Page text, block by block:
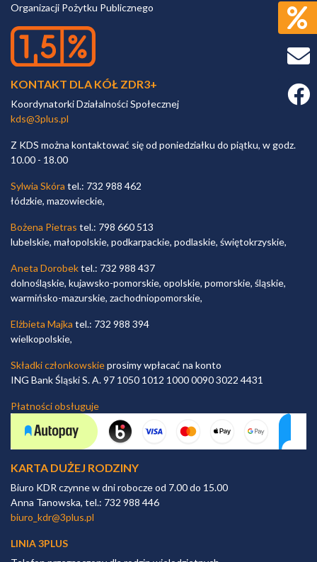
Organizacji Pożytku Publicznego
KONTAKT DLA KÓŁ ZDR3+
Koordynatorki Działalności Społecznej
kds@3plus.pl
Z KDS można kontaktować się od poniedziałku do piątku, w godz.
10.00 - 18.00
Sylwia Skóra tel.: 732 988 462
łódzkie, mazowieckie,
Bożena Pietras tel.: 798 660 513
lubelskie, małopolskie, podkarpackie, podlaskie, świętokrzyskie,
Aneta Dorobektel.: 732 988 437
dolnośląskie, kujawsko-pomorskie, opolskie, pomorskie, śląskie,
warmińsko-mazurskie, zachodniopomorskie,
Elżbieta Majka tel.: 732 988 394
wielkopolskie,
Składki członkowskieprosimy wpłacać na konto
ING Bank Śląski S. A. 97 1050 1012 1000 0090 3022 4431
Płatności obsługuje
KARTA DUŻEJ RODZINY
Biuro KDR czynne w dni robocze od 7.00 do 15.00
Anna Tanowska, tel.: 732 988 446
biuro_kdr@3plus.pl
LINIA 3PLUS